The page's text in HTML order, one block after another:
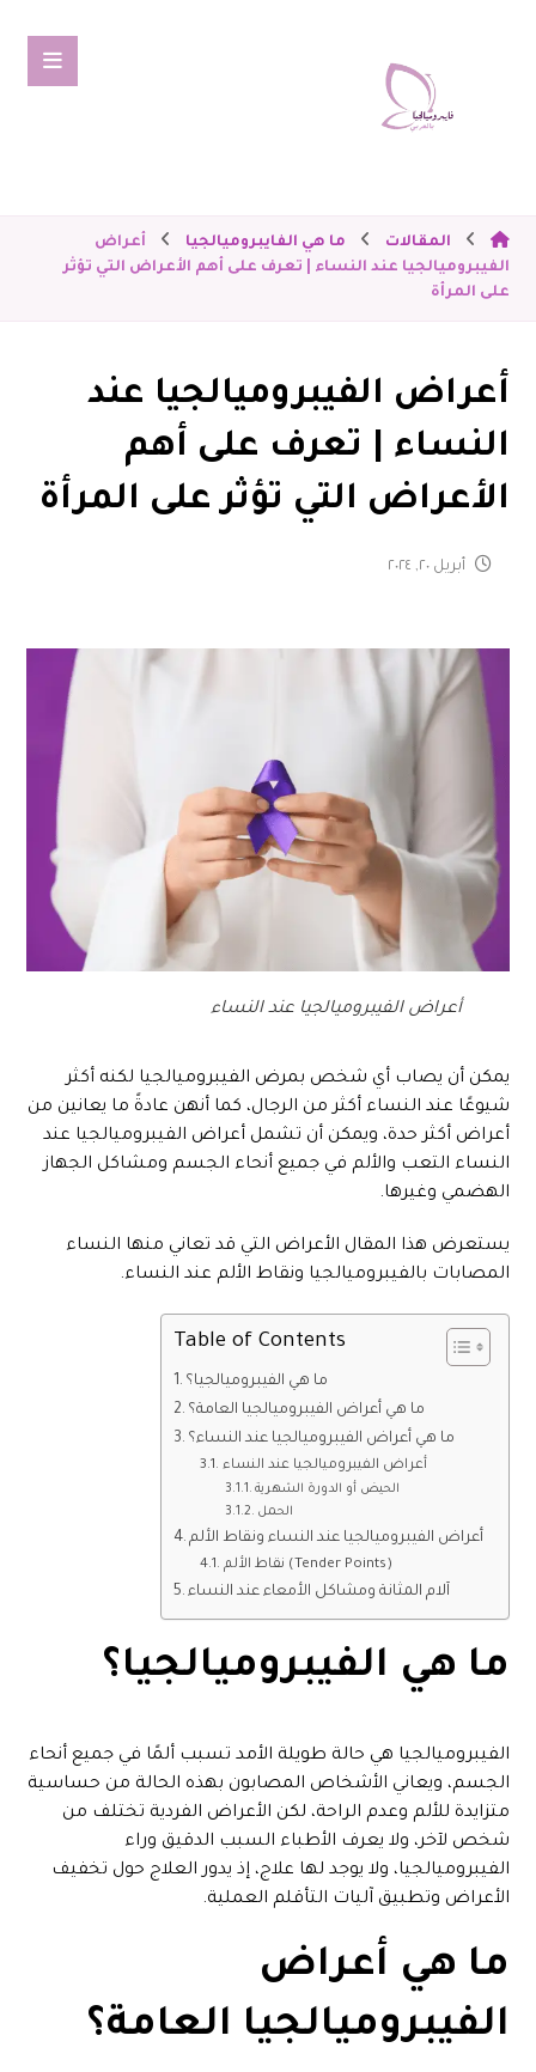
المقالات ما هي الفايبروميالجيا
أعراض
الفيبروميالجيا عند النساء | تعرف على أهم الأعراض التي تؤثر
على المرأة
أعراض الفيبروميالجيا عند
النساء | تعرف على أهم
الأعراض التي تؤثر على المرأة
أبريل ٢٠, ٢٠٢٤
أعراض الفيبروميالجيا عند النساء
يمكن أن يصاب أي شخص بمرض الفيبروميالجيا لكنه أكثر
شيوعًا عند النساء أكثر من الرجال، كما أنهن عادةً ما يعانين من
أعراض أكثر حدة، ويمكن أن تشمل أعراض الفيبروميالجيا عند
النساء التعب والألم في جميع أنحاء الجسم ومشاكل الجهاز
الهضمي وغيرها.
يستعرض هذا المقال الأعراض التي قد تعاني منها النساء
المصابات بالفيبروميالجيا ونقاط الألم عند النساء.
Table of Contents
ما هي الفيبروميالجيا؟
ما هي أعراض الفيبروميالجيا العامة؟
ما هي أعراض الفيبروميالجيا عند النساء؟
أعراض الفيبروميالجيا عند النساء
الحيض أو الدورة الشهرية
الحمل
أعراض الفيبروميالجيا عند النساء ونقاط الألم
نقاط الألم (Tender Points)
آلام المثانة ومشاكل الأمعاء عند النساء
ما هي الفيبروميالجيا؟
الفيبروميالجيا هي حالة طويلة الأمد تسبب ألمًا في جميع أنحاء
الجسم، ويعاني الأشخاص المصابون بهذه الحالة من حساسية
متزايدة للألم وعدم الراحة، لكن الأعراض الفردية تختلف من
شخص لآخر، ولا يعرف الأطباء السبب الدقيق وراء
الفيبروميالجيا، ولا يوجد لها علاج، إذ يدور العلاج حول تخفيف
الأعراض وتطبيق آليات التأقلم العملية.
ما هي أعراض
الفيبروميالجيا العامة؟